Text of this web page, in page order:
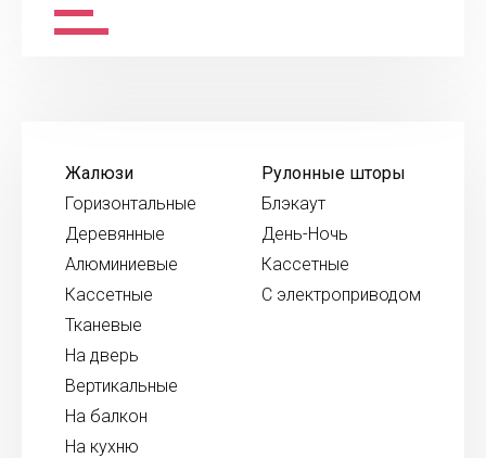
Жалюзи
Горизонтальные
Деревянные
Алюминиевые
Кассетные
Тканевые
На дверь
Вертикальные
На балкон
На кухню
Рулонные шторы
Блэкаут
День-Ночь
Кассетные
С электроприводом